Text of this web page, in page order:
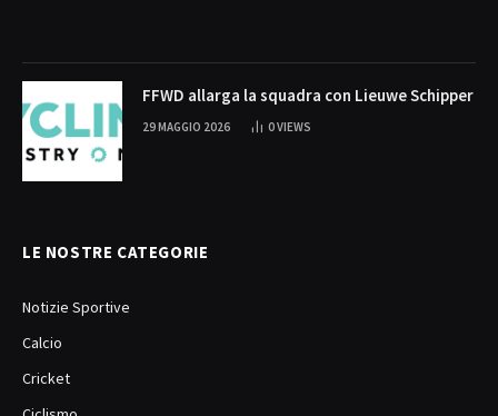
FFWD allarga la squadra con Lieuwe Schipper
29 MAGGIO 2026 0VIEWS
LE NOSTRE CATEGORIE
Notizie Sportive
Calcio
Cricket